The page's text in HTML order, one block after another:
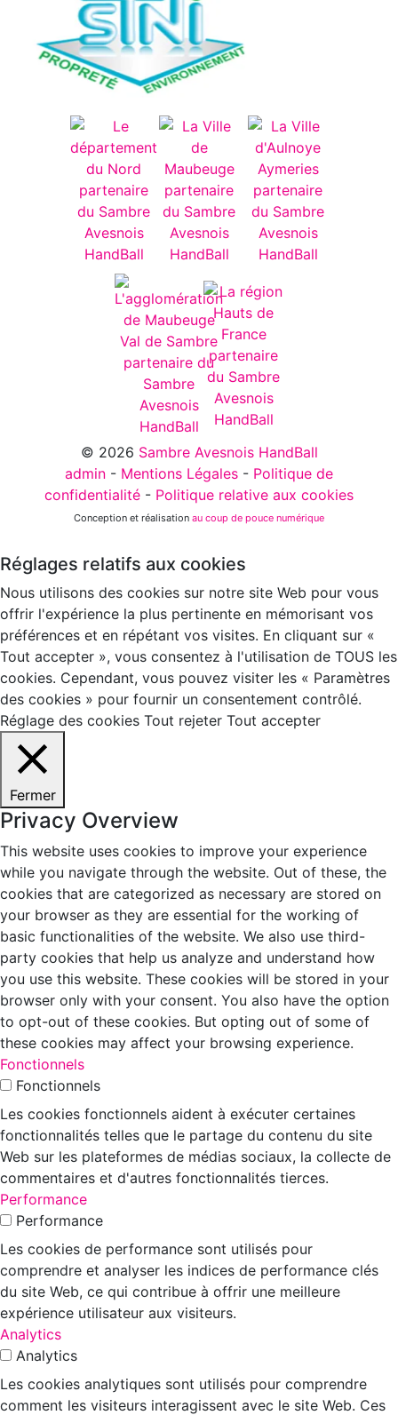
© 2026 Sambre Avesnois HandBall
admin - Mentions Légales - Politique de
confidentialité - Politique relative aux cookies
Conception et réalisation au coup de pouce numérique
Réglages relatifs aux cookies
Nous utilisons des cookies sur notre site Web pour vous
offrir l'expérience la plus pertinente en mémorisant vos
préférences et en répétant vos visites. En cliquant sur «
Tout accepter », vous consentez à l'utilisation de TOUS les
cookies. Cependant, vous pouvez visiter les « Paramètres
des cookies » pour fournir un consentement contrôlé.
Réglage des cookies Tout rejeter Tout accepter
Fermer
Privacy Overview
This website uses cookies to improve your experience
while you navigate through the website. Out of these, the
cookies that are categorized as necessary are stored on
your browser as they are essential for the working of
basic functionalities of the website. We also use third-
party cookies that help us analyze and understand how
you use this website. These cookies will be stored in your
browser only with your consent. You also have the option
to opt-out of these cookies. But opting out of some of
these cookies may affect your browsing experience.
Fonctionnels
Fonctionnels
Les cookies fonctionnels aident à exécuter certaines
fonctionnalités telles que le partage du contenu du site
Web sur les plateformes de médias sociaux, la collecte de
commentaires et d'autres fonctionnalités tierces.
Performance
Performance
Les cookies de performance sont utilisés pour
comprendre et analyser les indices de performance clés
du site Web, ce qui contribue à offrir une meilleure
expérience utilisateur aux visiteurs.
Analytics
Analytics
Les cookies analytiques sont utilisés pour comprendre
comment les visiteurs interagissent avec le site Web. Ces